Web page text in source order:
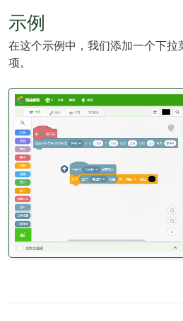
示例
在这个示例中，我们添加一个下拉
项。